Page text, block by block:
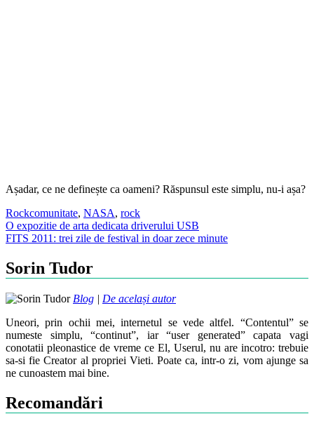
Așadar, ce ne definește ca oameni? Răspunsul este simplu, nu-i așa?
Rockcomunitate, NASA, rock
Post
navigation
O expozitie de arta dedicata driverului USB
FITS 2011: trei zile de festival in doar zece minute
Sorin Tudor
Blog | De același autor
Uneori, prin ochii mei, internetul se vede altfel. “Contentul” se
numeste simplu, “continut”, iar “user generated” capata vagi
conotatii pleonastice de vreme ce El, Userul, nu are incotro: trebuie
sa-si fie Creator al propriei Vieti. Poate ca, intr-o zi, vom ajunge sa
ne cunoastem mai bine.
Recomandări